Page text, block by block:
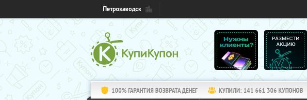
Петрозаводск
100% ГАРАНТИЯ ВОЗВРАТА ДЕНЕГ КУПИЛИ: 141 661 306 КУПОНОВ